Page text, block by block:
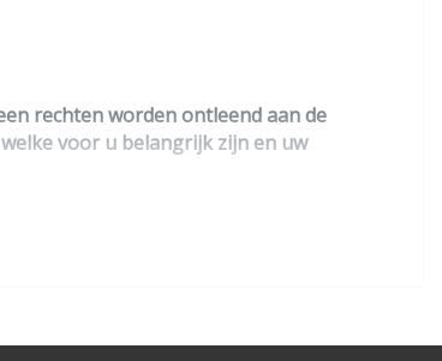
rechten worden ontleend aan de
voor u belangrijk zijn en uw